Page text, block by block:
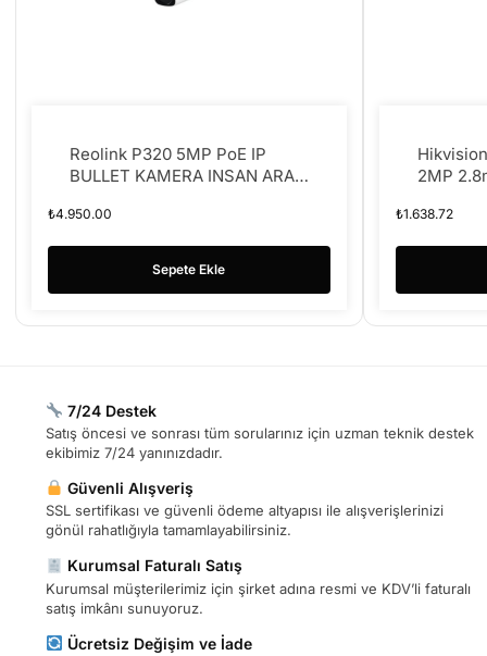
Reolink P320 5MP PoE IP
BULLET KAMERA INSAN ARAC
₺4.950.00
Sepete Ekle
2MP
₺1.638.72
7/24 Destek
Satış öncesi ve sonrası tüm sorularınız için uzman teknik destek
ekibimiz 7/24 yanınızdadır.
Güvenli Alışveriş
SSL sertifikası ve güvenli ödeme altyapısı ile alışverişlerinizi
gönül rahatlığıyla tamamlayabilirsiniz.
Kurumsal Faturalı Satış
Kurumsal müşterilerimiz için şirket adına resmi ve KDV’li faturalı
satış imkânı sunuyoruz.
Ücretsiz Değişim ve İade